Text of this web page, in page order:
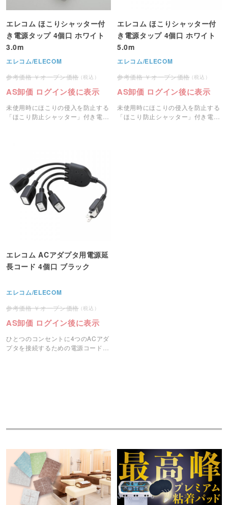
エレコム ほこりシャッター付
き電源タップ 4個口 ホワイト
3.0m
エレコム/ELECOM
オープン価格
AS卸価 ログイン後に表示
未使用時にほこりの侵入を防止する
「ほこり防止シャッター」付き電源
エレコム ほこりシャッター付
き電源タップ 4個口 ホワイト
5.0m
エレコム/ELECOM
オープン価格
AS卸価 ログイン後に表示
未使用時にほこりの侵入を防止する
「ほこり防止シャッター」付き電源
エレコム ACアダプタ用電源延
長コード 4個口 ブラック
エレコム/ELECOM
オープン価格
AS卸価 ログイン後に表示
ひとつのコンセントに4つのACアダ
プタを接続するための電源コードで